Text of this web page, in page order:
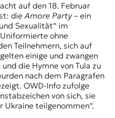
auf den 18. Februar
dieAmore Party– ein
Sexualität“ im
ohne
Teilnehmern, sich auf
einige und zwangen
die Hymne von Tula zu
nach dem Paragrafen
OWD-Info zufolge
von sich, sie
Ukraine teilgenommen“.